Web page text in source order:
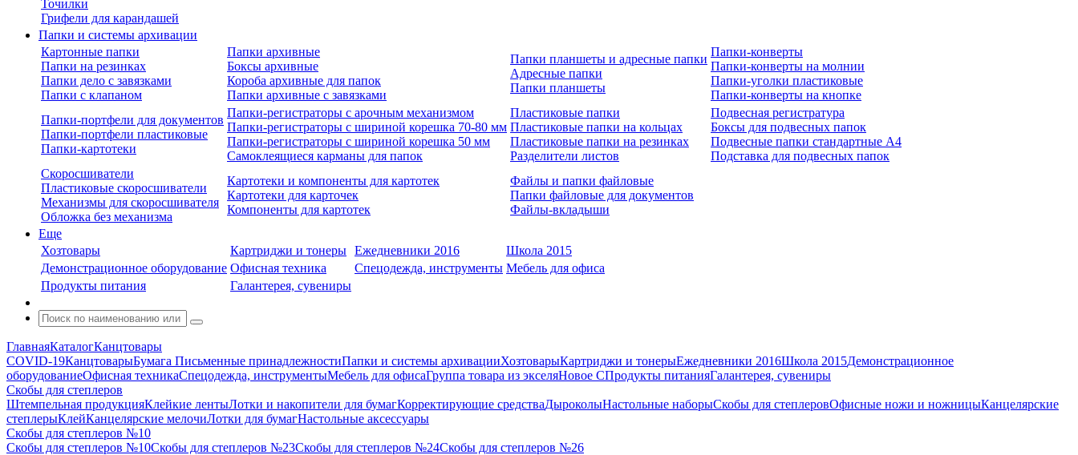
Точилки
Грифели для карандашей
Папки и системы архивации
Картонные папки
Папки на резинках
Папки дело с завязками
Папки с клапаном
Папки архивные
Боксы архивные
Короба архивные для папок
Папки архивные с завязками
Папки планшеты и адресные папки
Адресные папки
Папки планшеты
Папки-конверты
Папки-конверты на молнии
Папки-уголки пластиковые
Папки-конверты на кнопке
Папки-портфели для документов
Папки-портфели пластиковые
Папки-картотеки
Папки-регистраторы с арочным механизмом
Папки-регистраторы с шириной корешка 70-80 мм
Папки-регистраторы с шириной корешка 50 мм
Самоклеящиеся карманы для папок
Пластиковые папки
Пластиковые папки на кольцах
Пластиковые папки на резинках
Разделители листов
Подвесная регистратура
Боксы для подвесных папок
Подвесные папки стандартные А4
Подставка для подвесных папок
Скоросшиватели
Пластиковые скоросшиватели
Механизмы для скоросшивателя
Обложка без механизма
Картотеки и компоненты для картотек
Картотеки для карточек
Компоненты для картотек
Файлы и папки файловые
Папки файловые для документов
Файлы-вкладыши
Еще
Хозтовары
Картриджи и тонеры Ежедневники 2016
Школа 2015
Демонстрационное оборудование Офисная техника Спецодежда, инструменты Мебель для офиса
Продукты питания
Галантерея, сувениры
ГлавнаяКаталогКанцтовары
COVID-19КанцтоварыБумага Письменные принадлежностиПапки и системы архивацииХозтоварыКартриджи и тонерыЕжедневники 2016Школа 2015Демонстрационное
оборудованиеОфисная техникаСпецодежда, инструментыМебель для офисаГруппа товара из экселяНовое СПродукты питанияГалантерея, сувениры
Скобы для степлеров
Штемпельная продукцияКлейкие лентыЛотки и накопители для бумагКорректирующие средстваДыроколыНастольные наборыСкобы для степлеровОфисные ножи и ножницыКанцелярские
степлерыКлейКанцелярские мелочиЛотки для бумагНастольные аксессуары
Скобы для степлеров №10
Скобы для степлеров №10Скобы для степлеров №23Скобы для степлеров №24Скобы для степлеров №26